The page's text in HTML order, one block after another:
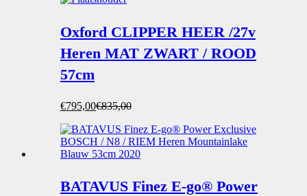
Oxford CLIPPER HEER /27v
Heren MAT ZWART / ROOD
57cm
Oorspronkelijke
was:
€835,00.
€795,00Huidige
is:
€795,00.
€835,00
BATAVUS Finez E-go® Power